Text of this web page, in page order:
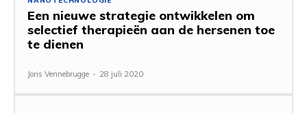
Een nieuwe strategie ontwikkelen om
selectief therapieën aan de hersenen toe
te dienen
Joris Vennebrugge - 28 juli 2020